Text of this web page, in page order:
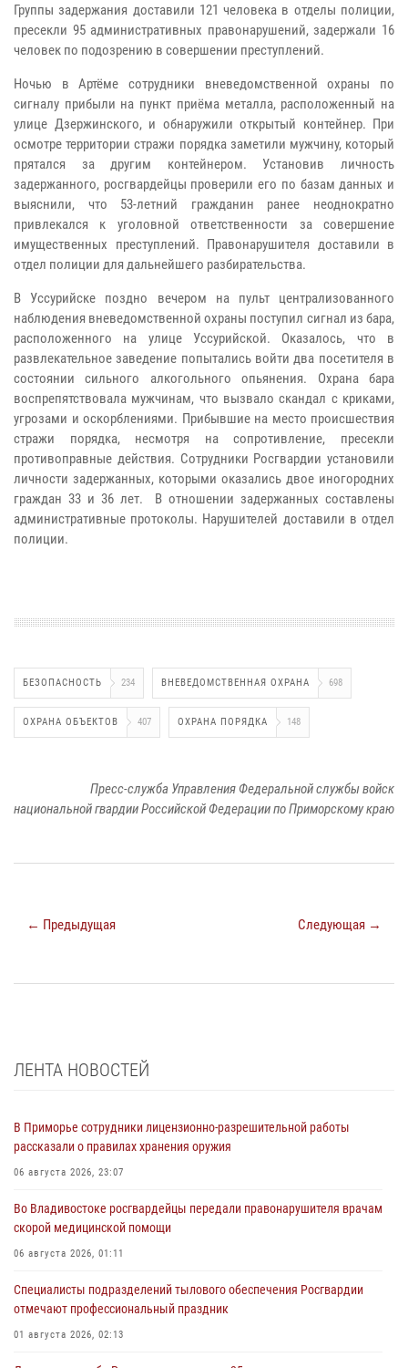
Группы задержания доставили 121 человека в отделы полиции,
пресекли 95 административных правонарушений, задержали 16
человек по подозрению в совершении преступлений.
Ночью в Артёме сотрудники вневедомственной охраны по
сигналу прибыли на пункт приёма металла, расположенный на
улице Дзержинского, и обнаружили открытый контейнер. При
осмотре территории стражи порядка заметили мужчину, который
прятался за другим контейнером. Установив личность
задержанного, росгвардейцы проверили его по базам данных и
выяснили, что 53-летний гражданин ранее неоднократно
привлекался к уголовной ответственности за совершение
имущественных преступлений. Правонарушителя доставили в
отдел полиции для дальнейшего разбирательства.
В Уссурийске поздно вечером на пульт централизованного
наблюдения вневедомственной охраны поступил сигнал из бара,
расположенного на улице Уссурийской. Оказалось, что в
развлекательное заведение попытались войти два посетителя в
состоянии сильного алкогольного опьянения. Охрана бара
воспрепятствовала мужчинам, что вызвало скандал с криками,
угрозами и оскорблениями. Прибывшие на место происшествия
стражи порядка, несмотря на сопротивление, пресекли
противоправные действия. Сотрудники Росгвардии установили
личности задержанных, которыми оказались двое иногородних
граждан 33 и 36 лет. В отношении задержанных составлены
административные протоколы. Нарушителей доставили в отдел
полиции.
БЕЗОПАСНОСТЬ 234 ВНЕВЕДОМСТВЕННАЯ ОХРАНА 698
ОХРАНА ОБЪЕКТОВ 407 ОХРАНА ПОРЯДКА 148
Пресс-служба Управления Федеральной службы войск
национальной гвардии Российской Федерации по Приморскому краю
← Предыдущая Следующая →
ЛЕНТА НОВОСТЕЙ
В Приморье сотрудники лицензионно-разрешительной работы
рассказали о правилах хранения оружия
06 августа 2026, 23:07
Во Владивостоке росгвардейцы передали правонарушителя врачам
скорой медицинской помощи
06 августа 2026, 01:11
Специалисты подразделений тылового обеспечения Росгвардии
отмечают профессиональный праздник
01 августа 2026, 02:13